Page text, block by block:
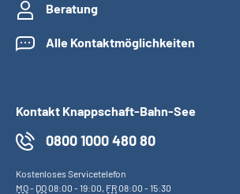
Beratung
Alle Kontaktmöglichkeiten
Kontakt Knappschaft-Bahn-See
0800 1000 480 80
Kostenloses Servicetelefon
MO- DO08:00 - 19:00, FR08:00 - 15:30